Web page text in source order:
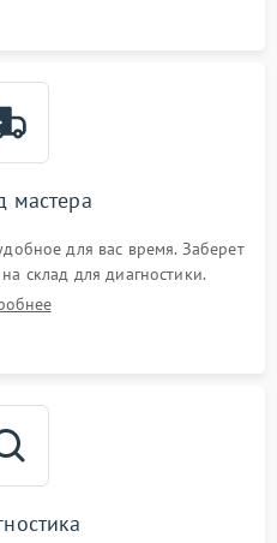
мастера
для вас время. Заберет
склад для диагностики.